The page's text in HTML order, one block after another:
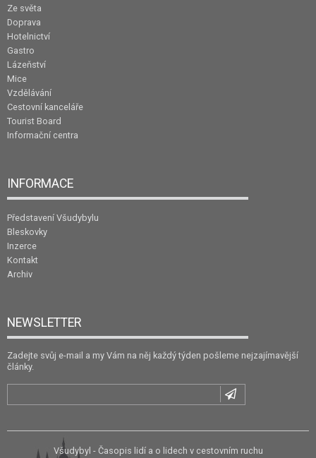
Ze světa
Doprava
Hotelnictví
Gastro
Lázeňství
Mice
Vzdělávání
Cestovní kanceláře
Tourist Board
Informační centra
INFORMACE
Představení Všudybylu
Bleskovky
Inzerce
Kontakt
Archiv
NEWSLETTER
Zadejte svůj e-mail a my Vám na něj každý týden pošleme nejzajímavější
články.
Všudybyl - Časopis lidí a o lidech v cestovním ruchu